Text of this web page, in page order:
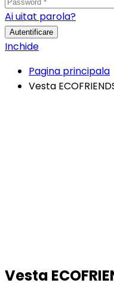
Ai uitat parola?
Autentificare
Inchide
Pagina principala
Vesta
Vesta